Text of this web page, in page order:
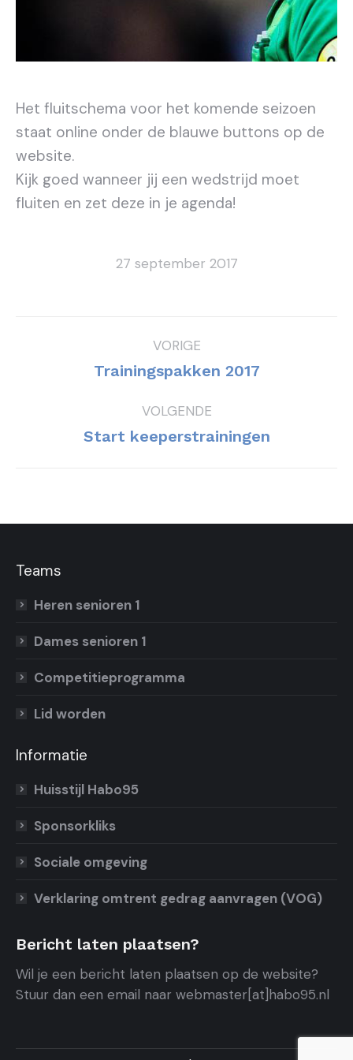
Het fluitschema voor het komende seizoen
staat online onder de blauwe buttons op de
website.
Kijk goed wanneer jij een wedstrijd moet
fluiten en zet deze in je agenda!
27 september 2017
navigatie
VORIGE
Vorig
Trainingspakken 2017
VOLGENDE
Volgend
Start keeperstrainingen
Teams
Heren senioren 1
Dames senioren 1
Competitieprogramma
Lid worden
Informatie
Huisstijl Habo95
Sponsorkliks
Sociale omgeving
Verklaring omtrent gedrag aanvragen (VOG)
Bericht laten plaatsen?
Wil je een bericht laten plaatsen op de website?
Stuur dan een email naar webmaster[at]habo95.nl